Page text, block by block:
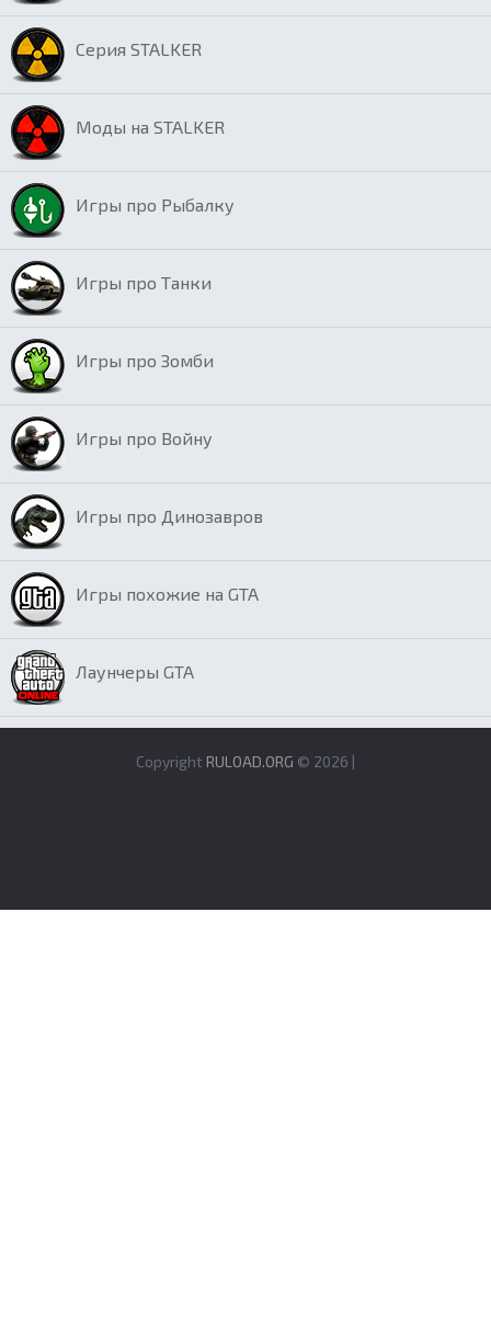
Серия STALKER
Моды на STALKER
Игры про Рыбалку
Игры про Танки
Игры про Зомби
Игры про Войну
Игры про Динозавров
Игры похожие на GTA
Лаунчеры GTA
Copyright RULOAD.ORG © 2026 |